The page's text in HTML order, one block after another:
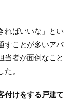
ればいいな」とい
すことが多いアパ
当者が面倒なこと
。
付けをする戸建て